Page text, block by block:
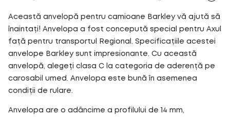
Această anvelopă pentru camioane Barkley vă ajută să
înaintați! Anvelopa a fost concepută special pentru Axul
față pentru transportul Regional. Specificațiile acestei
anvelope Barkley sunt impresionante. Cu această
anvelopă, alegeți clasa C la categoria de aderență pe
carosabil umed. Anvelopa este bună în asemenea
condiții de rulare.
Anvelopa are o adâncime a profilului de 14 mm,